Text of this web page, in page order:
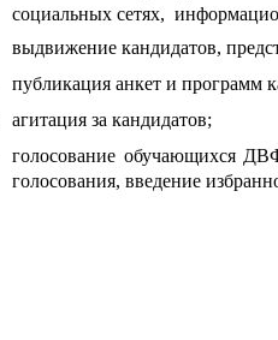
социальных сетях,
выдвижение кандидатов,
публикация анкет и программ
агитация за кандидатов;
голосование обучающихся
голосования, введение